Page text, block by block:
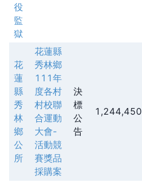
役
監
獄
花
蓮
縣
秀
林
鄉
公
所
花蓮縣
秀林鄉
111年
度各村
村校聯
合運動
大會-
活動競
賽獎品
採購案
決
標
公
告
1,244,450